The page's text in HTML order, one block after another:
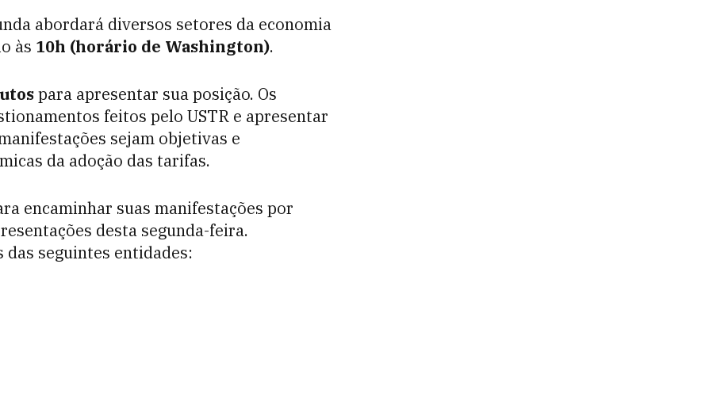
abordará diversos setores da economia
às 10h (horário de Washington).
para apresentar sua posição. Os
feitos pelo USTR e apresentar
sejam objetivas e
da adoção das tarifas.
encaminhar suas manifestações por
desta segunda-feira.
seguintes entidades: